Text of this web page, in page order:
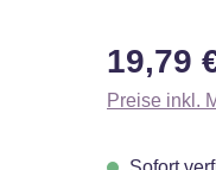
Regulärer
19,79
Preise inkl.